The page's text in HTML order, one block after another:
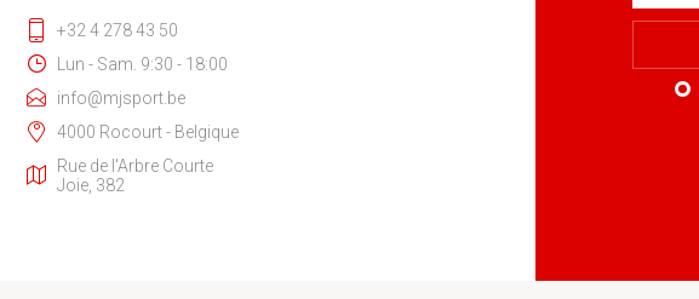
+32 4 278 43 50
Lun - Sam. 9:30 - 18:00
info@mjsport.be
4000 Rocourt - Belgique
Rue de l'Arbre Courte
Joie, 382